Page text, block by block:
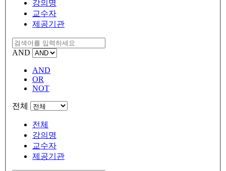
강의명
교수자
제공기관
AND
AND
OR
NOT
전체
전체
강의명
교수자
제공기관